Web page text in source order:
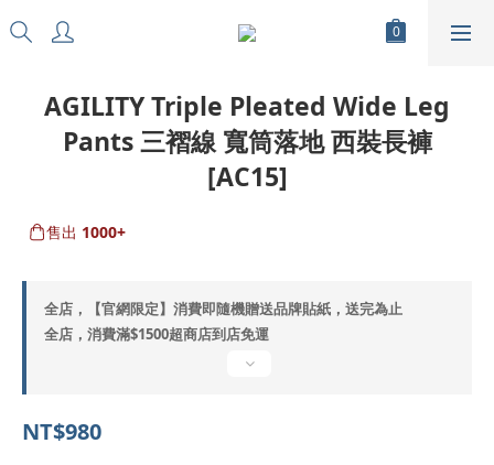
AGILITY Triple Pleated Wide Leg
Pants 三褶線 寬筒落地 西裝長褲
[AC15]
售出 1000+
全店，【官網限定】消費即隨機贈送品牌貼紙，送完為止
全店，消費滿$1500超商店到店免運
NT$980